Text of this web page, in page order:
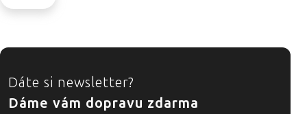
ZÁPATÍ
Dáte si newsletter?
Dáme vám dopravu zdarma